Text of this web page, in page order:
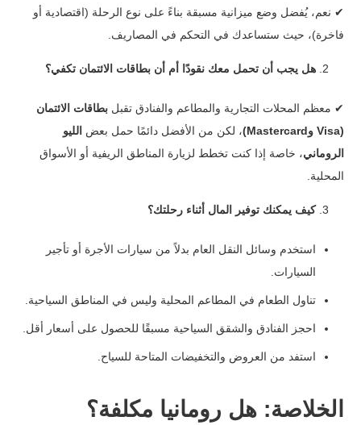
✔ نعم، يُفضل وضع ميزانية مسبقة بناءً على نوع الرحلة (اقتصادية أو
فاخرة)، حيث ستساعدك في التحكم في المصاريف.
هل يجب أن تحمل معك نقودًا أم أن بطاقات الائتمان تكفي؟
✔ معظم المحلات التجارية والمطاعم والفنادق تقبل بطاقات الائتمان
(Visa وMastercard)
، لكن من الأفضل دائمًا حمل بعض الليو
الروماني، خاصة إذا كنت تخطط لزيارة المناطق الريفية أو الأسواق
المحلية.
كيف يمكنك توفير المال أثناء رحلتك؟
استخدم وسائل النقل العام بدلاً من سيارات الأجرة أو تأجير
السيارات.
تناول الطعام في المطاعم المحلية وليس في المناطق السياحية.
احجز الفنادق والشقق السياحية مسبقًا للحصول على أسعار أقل.
استفد من العروض والتخفيضات المتاحة للسياح.
الخلاصة: هل رومانيا مكلفة؟